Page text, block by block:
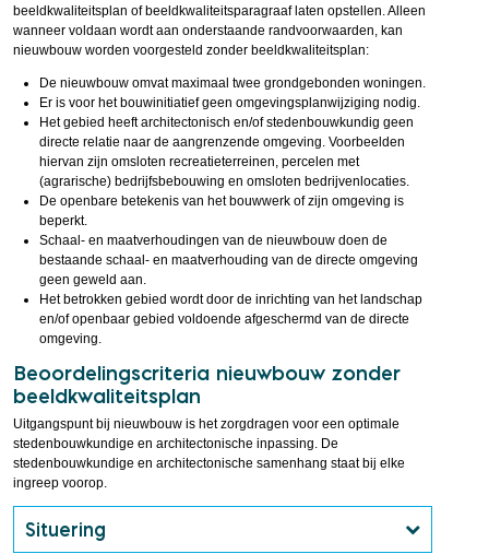
beeldkwaliteitsplan of beeldkwaliteitsparagraaf laten opstellen. Alleen
wanneer voldaan wordt aan onderstaande randvoorwaarden, kan
nieuwbouw worden voorgesteld zonder beeldkwaliteitsplan:
De nieuwbouw omvat maximaal twee grondgebonden woningen.
Er is voor het bouwinitiatief geen omgevingsplanwijziging nodig.
Het gebied heeft architectonisch en/of stedenbouwkundig geen
directe relatie naar de aangrenzende omgeving. Voorbeelden
hiervan zijn omsloten recreatieterreinen, percelen met
(agrarische) bedrijfsbebouwing en omsloten bedrijvenlocaties.
De openbare betekenis van het bouwwerk of zijn omgeving is
beperkt.
Schaal- en maatverhoudingen van de nieuwbouw doen de
bestaande schaal- en maatverhouding van de directe omgeving
geen geweld aan.
Het betrokken gebied wordt door de inrichting van het landschap
en/of openbaar gebied voldoende afgeschermd van de directe
omgeving.
Beoordelingscriteria nieuwbouw zonder
beeldkwaliteitsplan
Uitgangspunt bij nieuwbouw is het zorgdragen voor een optimale
stedenbouwkundige en architectonische inpassing. De
stedenbouwkundige en architectonische samenhang staat bij elke
ingreep voorop.
Situering